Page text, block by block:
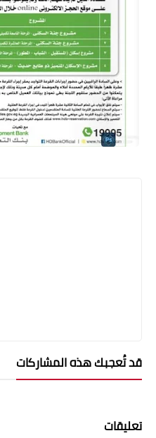
قد تُعجبك هذه المشاركات
تعليقات